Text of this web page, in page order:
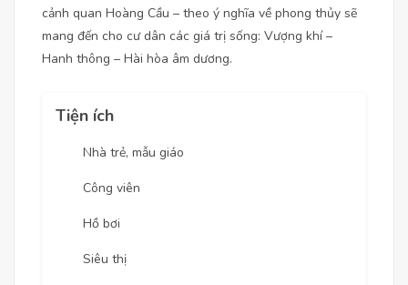
cảnh quan Hoàng Cầu – theo ý nghĩa về phong thủy sẽ
mang đến cho cư dân các giá trị sống: Vượng khí –
Hanh thông – Hài hòa âm dương.
Tiện ích
Nhà trẻ, mẫu giáo
Công viên
Hồ bơi
Siêu thị